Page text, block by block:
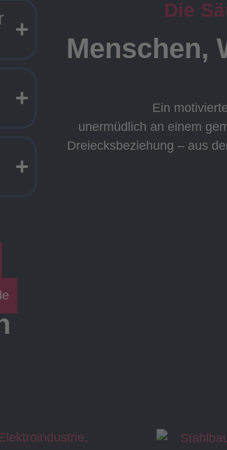
Die
Menschen,
Ein
unermüdlich an einem
Dreiecksbeziehung – aus